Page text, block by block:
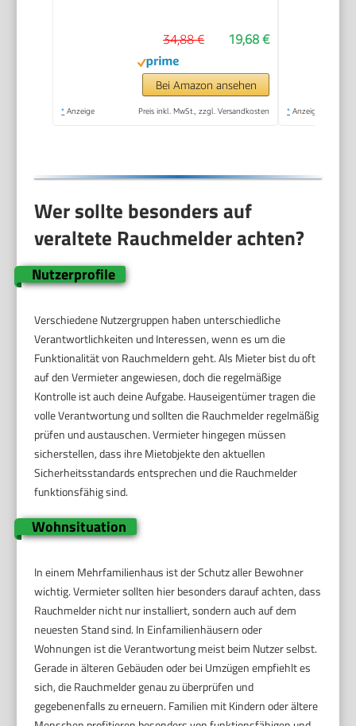
Warentest, weiß19,68 €
34,88 €
Bei Amazon ansehen
* Anzeige Preis inkl. MwSt., zzgl. Versandkosten * Anzeige
Wer sollte besonders auf
veraltete Rauchmelder achten?
Nutzerprofile
Verschiedene Nutzergruppen haben unterschiedliche
Verantwortlichkeiten und Interessen, wenn es um die
Funktionalität von Rauchmeldern geht. Als Mieter bist du oft
auf den Vermieter angewiesen, doch die regelmäßige
Kontrolle ist auch deine Aufgabe. Hauseigentümer tragen die
volle Verantwortung und sollten die Rauchmelder regelmäßig
prüfen und austauschen. Vermieter hingegen müssen
sicherstellen, dass ihre Mietobjekte den aktuellen
Sicherheitsstandards entsprechen und die Rauchmelder
funktionsfähig sind.
Wohnsituation
In einem Mehrfamilienhaus ist der Schutz aller Bewohner
wichtig. Vermieter sollten hier besonders darauf achten, dass
Rauchmelder nicht nur installiert, sondern auch auf dem
neuesten Stand sind. In Einfamilienhäusern oder
Wohnungen ist die Verantwortung meist beim Nutzer selbst.
Gerade in älteren Gebäuden oder bei Umzügen empfiehlt es
sich, die Rauchmelder genau zu überprüfen und
gegebenenfalls zu erneuern. Familien mit Kindern oder ältere